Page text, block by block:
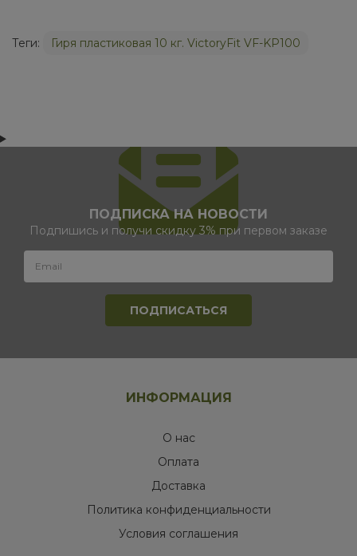
Теги: Гиря пластиковая 10 кг. VictoryFit VF-KP100
ПОДПИСКА НА НОВОСТИ
Подпишись и получи скидку 3% при первом заказе
ИНФОРМАЦИЯ
О нас
Оплата
Доставка
Политика конфиденциальности
Условия соглашения